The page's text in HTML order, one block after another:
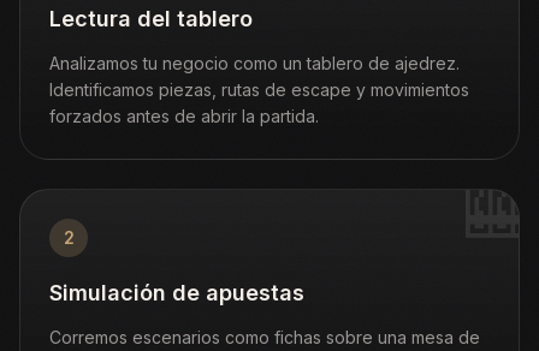
Lectura del tablero
Analizamos tu negocio como un tablero de ajedrez.
Identificamos piezas, rutas de escape y movimientos
forzados antes de abrir la partida.
🎰
2
Simulación de apuestas
Corremos escenarios como fichas sobre una mesa de